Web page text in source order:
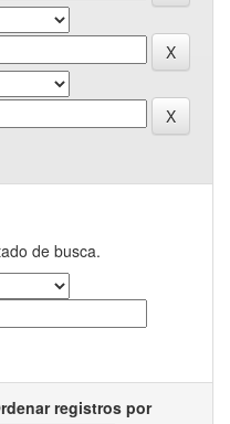
de busca.
registros por